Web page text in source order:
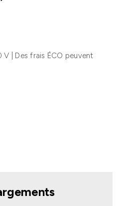
V | Des frais ÉCO peuvent